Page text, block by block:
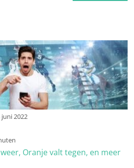
juni 2022
Oranje valt tegen, en meer